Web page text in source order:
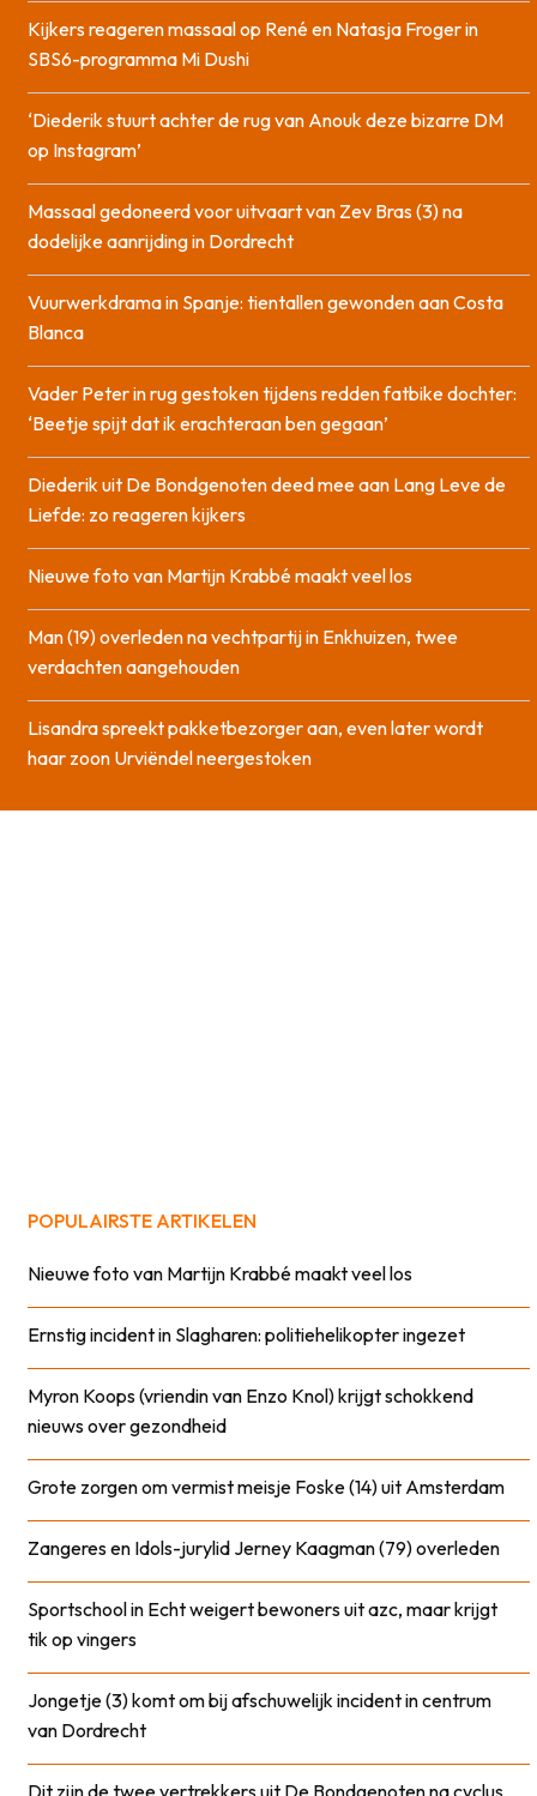
Kijkers reageren massaal op René en Natasja Froger in
SBS6-programma Mi Dushi
‘Diederik stuurt achter de rug van Anouk deze bizarre DM
op Instagram’
Massaal gedoneerd voor uitvaart van Zev Bras (3) na
dodelijke aanrijding in Dordrecht
Vuurwerkdrama in Spanje: tientallen gewonden aan Costa
Blanca
Vader Peter in rug gestoken tijdens redden fatbike dochter:
‘Beetje spijt dat ik erachteraan ben gegaan’
Diederik uit De Bondgenoten deed mee aan Lang Leve de
Liefde: zo reageren kijkers
Nieuwe foto van Martijn Krabbé maakt veel los
Man (19) overleden na vechtpartij in Enkhuizen, twee
verdachten aangehouden
Lisandra spreekt pakketbezorger aan, even later wordt
haar zoon Urviëndel neergestoken
POPULAIRSTE ARTIKELEN
Nieuwe foto van Martijn Krabbé maakt veel los
Ernstig incident in Slagharen: politiehelikopter ingezet
Myron Koops (vriendin van Enzo Knol) krijgt schokkend
nieuws over gezondheid
Grote zorgen om vermist meisje Foske (14) uit Amsterdam
Zangeres en Idols-jurylid Jerney Kaagman (79) overleden
Sportschool in Echt weigert bewoners uit azc, maar krijgt
tik op vingers
Jongetje (3) komt om bij afschuwelijk incident in centrum
van Dordrecht